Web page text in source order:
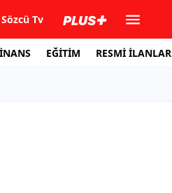
Sözcü Tv
EĞİTİM RESMİ İLANLAR